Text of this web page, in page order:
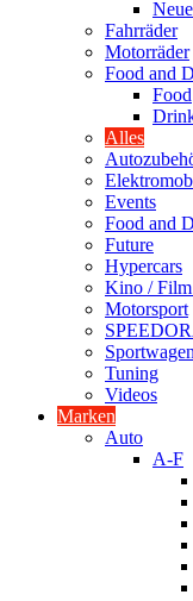
Fahrräder
Motorräder
Food and
Food
Alles
Events
Food and
Future
Hypercars
Kino /
Motorsport
Sportwagen
Tuning
Videos
Marken
Auto
A-F